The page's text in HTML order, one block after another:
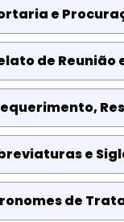
e
de Reunião
e
de